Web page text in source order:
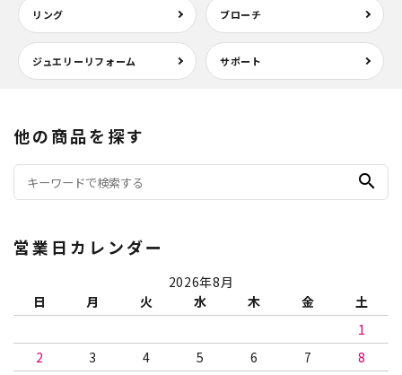
リング ブローチ
ジュエリーリフォーム サポート
他の商品を探す
search
営業日カレンダー
2026年8月
日
月 火 水 木 金
土
1
2
3 4 5 6 7
8